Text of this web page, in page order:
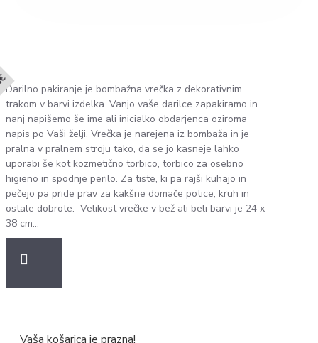
Darilno pakiranje je bombažna vrečka z dekorativnim
trakom v barvi izdelka. Vanjo vaše darilce zapakiramo in
nanj napišemo še ime ali inicialko obdarjenca oziroma
napis po Vaši želji. Vrečka je narejena iz bombaža in je
pralna v pralnem stroju tako, da se jo kasneje lahko
uporabi še kot kozmetično torbico, torbico za osebno
higieno in spodnje perilo. Za tiste, ki pa rajši kuhajo in
pečejo pa pride prav za kakšne domače potice, kruh in
ostale dobrote. Velikost vrečke v bež ali beli barvi je 24 x
38 cm...
Vaša košarica je prazna!